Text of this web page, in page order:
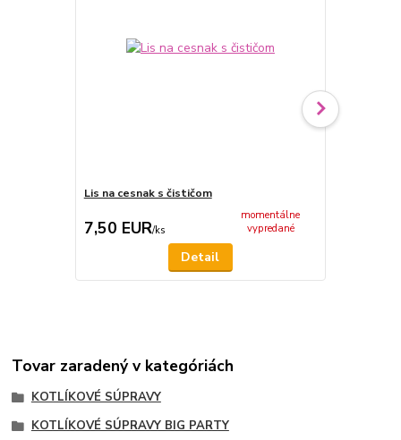
Lis na cesnak s čističom
7,50 EUR/ks
momentálne
vypredané
Detail
Tovar zaradený v kategóriách
KOTLÍKOVÉ SÚPRAVY
KOTLÍKOVÉ SÚPRAVY BIG PARTY